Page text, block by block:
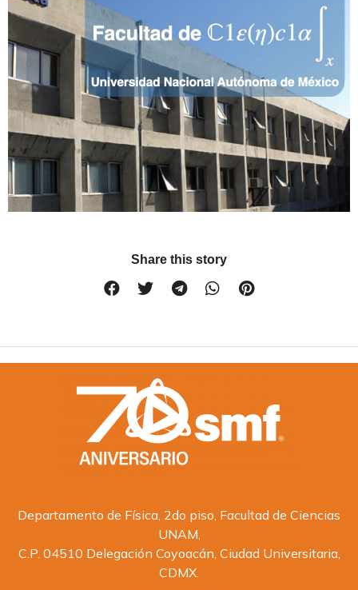
Share this story
Departamento de Física, 2do piso, Facultad de Ciencias
UNAM,
C.P. 04510 Delegación Coyoacán, Ciudad Universitaria,
CDMX.